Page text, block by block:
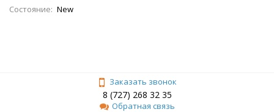
Состояние: New
Заказать звонок
8 (727) 268 32 35
Обратная связь